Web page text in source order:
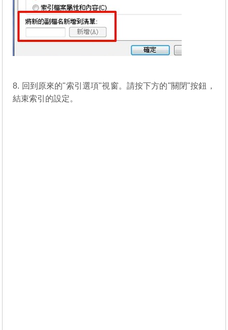
8. 回到原來的"索引選項"視窗。請按下方的"關閉"按鈕，
結束索引的設定。